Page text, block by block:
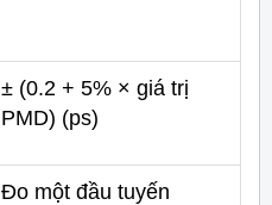
± (0.2 + 5% × giá trị
PMD) (ps)
Đo một đầu tuyến